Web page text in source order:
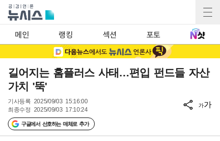
메인 랭킹 섹션 포토
길어지는 홈플러스 사태…편입 펀드들 자산
가치 '뚝'
기사등록 2025/09/03 15:16:00
최종수정 2025/09/03 17:10:24
구글에서 선호하는 매체로 추가
가가